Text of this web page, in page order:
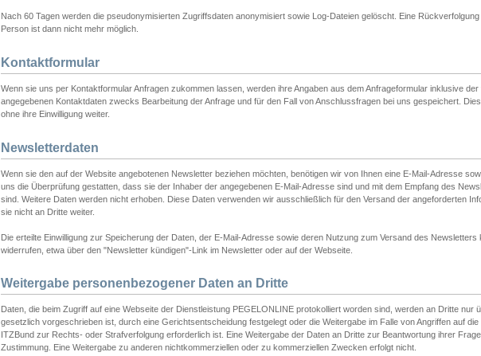
Nach 60 Tagen werden die pseudonymisierten Zugriffsdaten anonymisiert sowie Log-Dateien gelöscht. Eine
Person ist dann nicht mehr möglich.
Kontaktformular
Wenn sie uns per Kontaktformular Anfragen zukommen lassen, werden ihre Angaben aus dem Anfrageformular inklusive
angegebenen Kontaktdaten zwecks Bearbeitung der Anfrage und für den Fall von Anschlussfragen bei uns gespeichert.
ohne ihre Einwilligung weiter.
Newsletterdaten
Wenn sie den auf der Website angebotenen Newsletter beziehen möchten, benötigen wir von Ihnen eine E-Mail-Adresse
uns die Überprüfung gestatten, dass sie der Inhaber der angegebenen E-Mail-Adresse sind und mit dem Empfang des
sind. Weitere Daten werden nicht erhoben. Diese Daten verwenden wir ausschließlich für den Versand der angeforderten
sie nicht an Dritte weiter.
Die erteilte Einwilligung zur Speicherung der Daten, der E-Mail-Adresse sowie deren Nutzung zum Versand des Newsletters
widerrufen, etwa über den "Newsletter kündigen"-Link im Newsletter oder auf der Webseite.
Weitergabe personenbezogener Daten an Dritte
Daten, die beim Zugriff auf eine Webseite der Dienstleistung PEGELONLINE protokolliert worden sind, werden an Dritte nur
gesetzlich vorgeschrieben ist, durch eine Gerichtsentscheidung festgelegt oder die Weitergabe im Falle von Angriffen auf
ITZBund zur Rechts- oder Strafverfolgung erforderlich ist. Eine Weitergabe der Daten an Dritte zur Beantwortung ihrer
Zustimmung. Eine Weitergabe zu anderen nichtkommerziellen oder zu kommerziellen Zwecken erfolgt nicht.